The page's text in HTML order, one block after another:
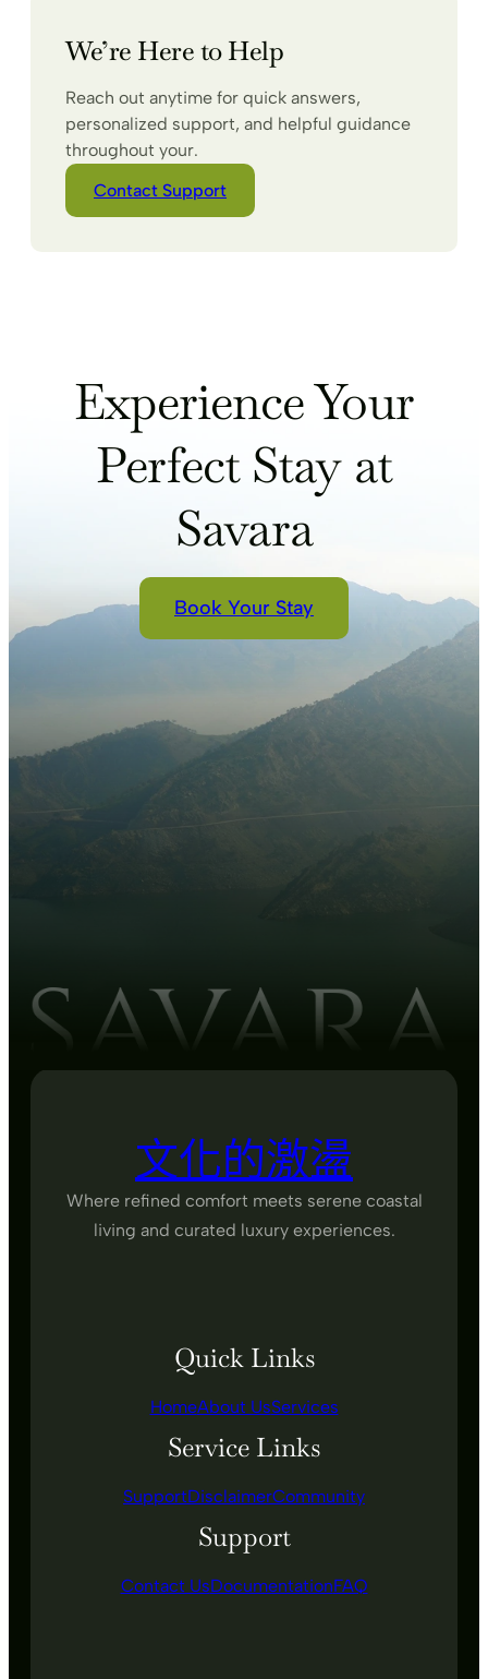
We’re Here to Help
Reach out anytime for quick answers,
personalized support, and helpful guidance
throughout your.
Contact Support
Experience Your
Perfect Stay at
Savara
Book Your Stay
文化的激盪
Where refined comfort meets serene coastal
living and curated luxury experiences.
Quick Links
HomeAbout UsServices
Service Links
SupportDisclaimerCommunity
Support
Contact UsDocumentationFAQ